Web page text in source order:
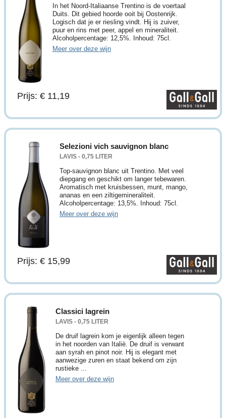
In het Noord-Italiaanse Trentino is de voertaal
Duits. Dit gebied hoorde ooit bij Oostenrijk.
Logisch dat je er riesling vindt. Hij is zuiver,
puur en rins met peer, appel en mineraliteit.
Alcoholpercentage: 12,5%. Inhoud: 75cl.
Meer over deze wijn
Prijs: € 11,19
Selezioni vich sauvignon blanc
LAVIS - 0,75 LITER
Top-sauvignon blanc uit Trentino. Met veel
diepgang en geschikt om langer tebewaren.
Aromatisch met kruisbessen, munt, mango,
ananas en een ziltigemineraliteit.
Alcoholpercentage: 13,5%. Inhoud: 75cl.
Meer over deze wijn
Prijs: € 15,99
Classici lagrein
LAVIS - 0,75 LITER
De druif lagrein kom je eigenlijk alleen tegen
in het noorden van Italië. De druif is verwant
aan syrah en pinot noir. Hij is elegant met
aanwezige zuren en staat bekend om zijn
rustieke ...
Meer over deze wijn